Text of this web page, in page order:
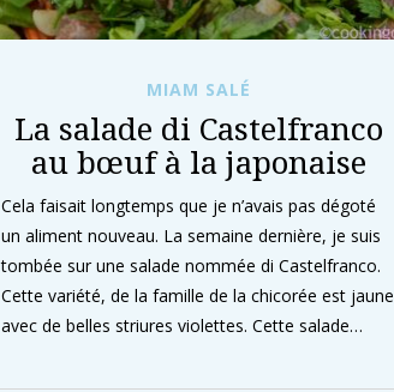
MIAM SALÉ
La salade di Castelfranco
au bœuf à la japonaise
Cela faisait longtemps que je n’avais pas dégoté
un aliment nouveau. La semaine dernière, je suis
tombée sur une salade nommée di Castelfranco.
Cette variété, de la famille de la chicorée est jaune
avec de belles striures violettes. Cette salade…